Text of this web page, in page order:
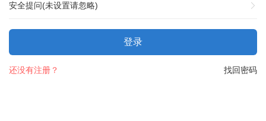
安全提问(未设置请忽略)
登录
找回密码
还没有注册？